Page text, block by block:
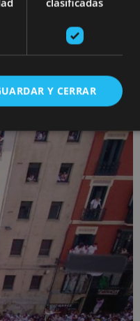
.
en cada rincón
Y CERRAR
Cookies de funcionalidad
de sesión de usuario y la
esta cookie para recordar
de cookies de los visitantes.
de Cookie-Script.com
propósito general, utilizada